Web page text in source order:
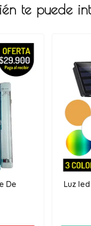
te puede
De
Luz